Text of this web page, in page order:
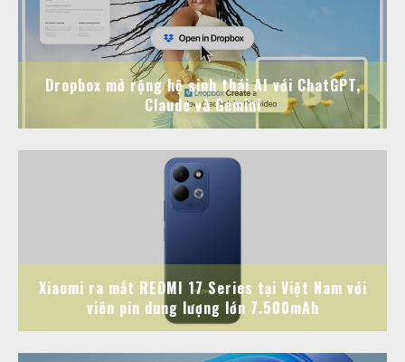
Dropbox mở rộng hệ sinh thái AI với ChatGPT,
Claude và Gemini
Xiaomi ra mắt REDMI 17 Series tại Việt Nam với
viên pin dung lượng lớn 7.500mAh